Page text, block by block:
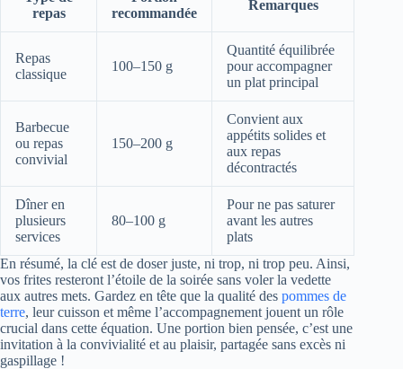
repas
recommandée
Remarques
Repas
classique
100–150 g
Quantité équilibrée
pour accompagner
un plat principal
Barbecue
ou repas
convivial
150–200 g
Convient aux
appétits solides et
aux repas
décontractés
Dîner en
plusieurs
services
80–100 g
Pour ne pas saturer
avant les autres
plats
En résumé, la clé est de doser juste, ni trop, ni trop peu. Ainsi,
vos frites resteront l’étoile de la soirée sans voler la vedette
aux autres mets. Gardez en tête que la qualité des pommes de
terre, leur cuisson et même l’accompagnement jouent un rôle
crucial dans cette équation. Une portion bien pensée, c’est une
invitation à la convivialité et au plaisir, partagée sans excès ni
gaspillage !